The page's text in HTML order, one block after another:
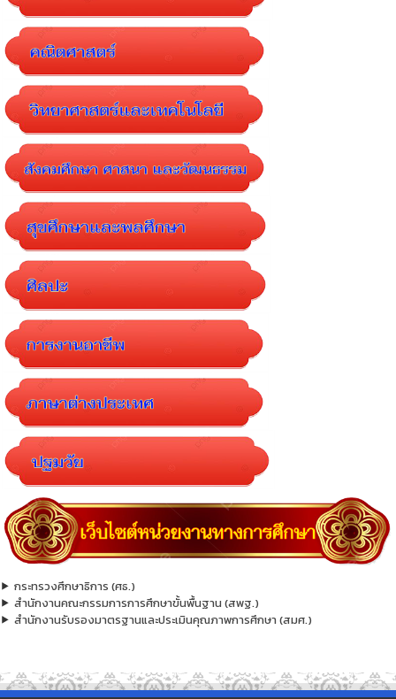
กระทรวงศึกษาธิการ (ศธ.)
สำนักงานคณะกรรมการการศึกษาขั้นพื้นฐาน (สพฐ.)
สำนักงานรับรองมาตรฐานและประเมินคุณภาพการศึกษา (สมศ.)